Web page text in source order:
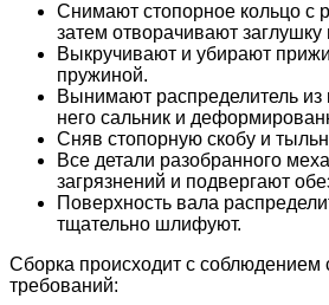
Снимают стопорное кольцо с
затем отворачивают заглушку
Выкручивают и убирают
пружиной.
Вынимают распределитель из
него сальник и
Сняв стопорную скобу и
Все детали разобранного
загрязнений и подвергают
Поверхность вала
тщательно шлифуют.
Сборка происходит с
требований: